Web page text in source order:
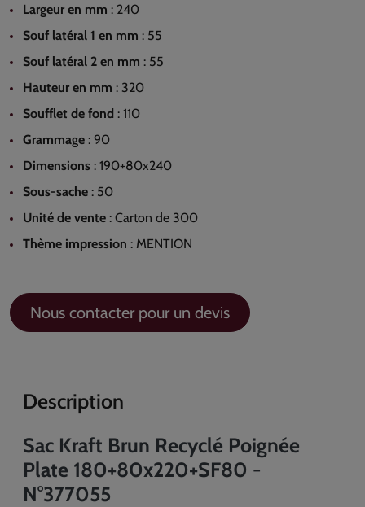
Largeur en mm : 240
Souf latéral 1 en mm : 55
Souf latéral 2 en mm : 55
Hauteur en mm : 320
Soufflet de fond : 110
Grammage : 90
Dimensions : 190+80x240
Sous-sache : 50
Unité de vente : Carton de 300
Thème impression : MENTION
Nous contacter pour un devis
Description
Sac Kraft Brun Recyclé Poignée
Plate 180+80x220+SF80 -
N°377055